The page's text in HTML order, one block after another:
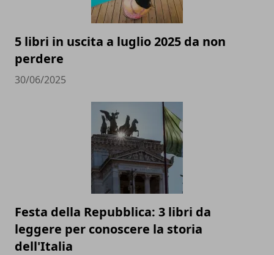
5 libri in uscita a luglio 2025 da non
perdere
30/06/2025
Festa della Repubblica: 3 libri da
leggere per conoscere la storia
dell'Italia